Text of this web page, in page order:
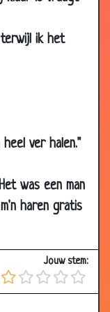
terwijl ik het
ver halen."
was een man
haren gratis
Jouw stem:
2.43
3.83
3.31